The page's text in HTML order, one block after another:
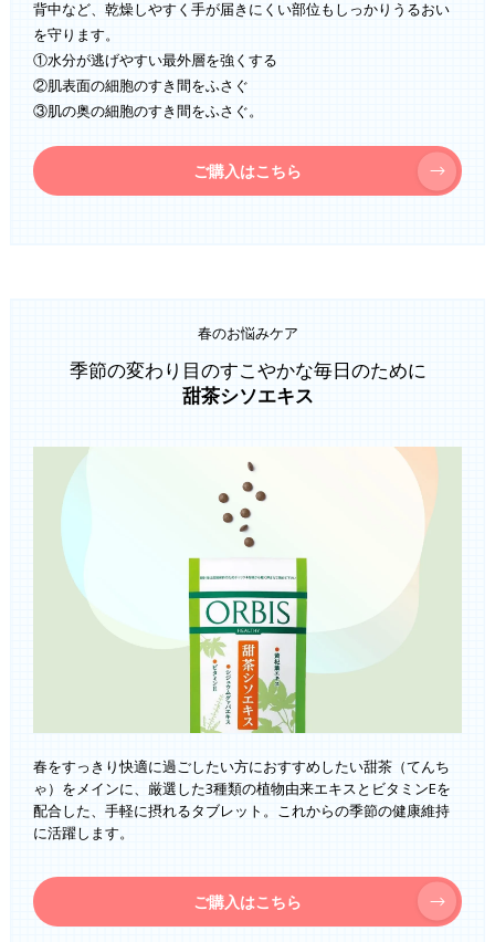
背中など、乾燥しやすく手が届きにくい部位もしっかりうるおい
を守ります。
①水分が逃げやすい最外層を強くする
②肌表面の細胞のすき間をふさぐ
③肌の奥の細胞のすき間をふさぐ。
ご購入はこちら
春のお悩みケア
季節の変わり目のすこやかな毎日のために
甜茶シソエキス
春をすっきり快適に過ごしたい方におすすめしたい甜茶（てんち
ゃ）をメインに、厳選した3種類の植物由来エキスとビタミンEを
配合した、手軽に摂れるタブレット。これからの季節の健康維持
に活躍します。
ご購入はこちら